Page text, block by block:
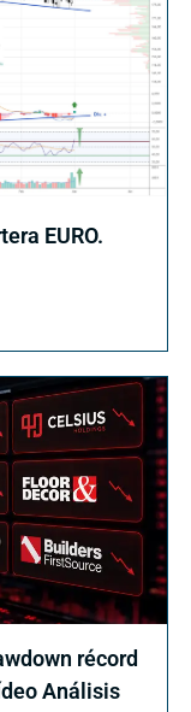
EURO.
récord
Análisis